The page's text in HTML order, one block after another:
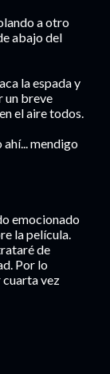
a otro
abajo del
la espada y
un breve
el aire todos.
mendigo
emocionado
la película.
de
Por lo
vez